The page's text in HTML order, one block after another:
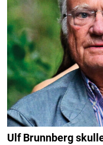
Ulf Brunnberg